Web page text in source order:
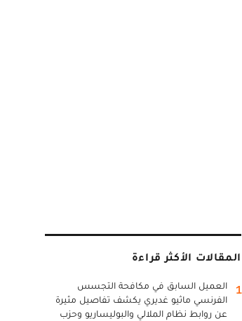
المقالات الأكثر قراءة
1
العميل السابق في مكافحة التجسس
الفرنسي ماثيو غديري يكشف تفاصيل مثيرة
عن روابط نظام الملالي والبوليساريو وحزب